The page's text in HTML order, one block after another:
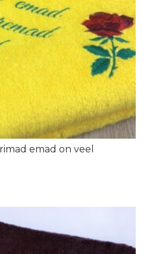
emad on veel